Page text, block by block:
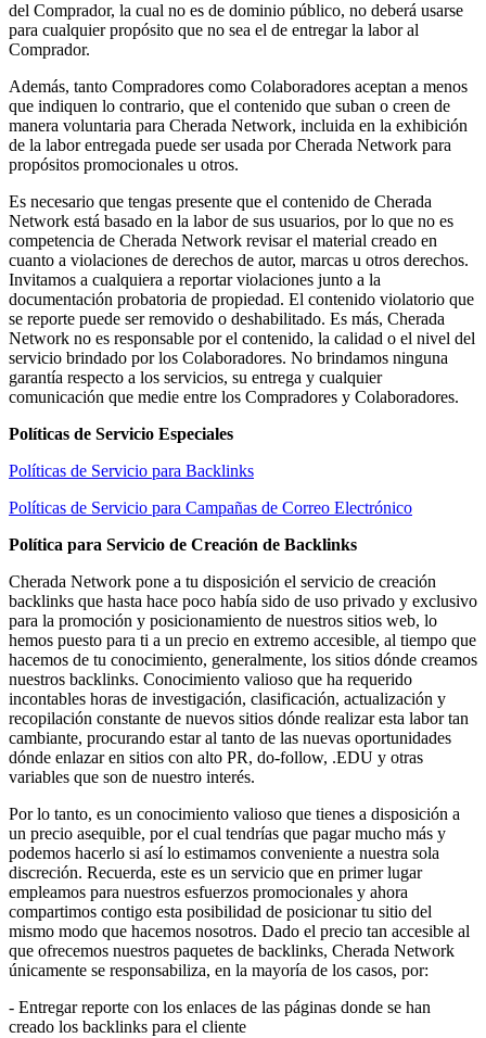
del Comprador, la cual no es de dominio público, no deberá usarse
para cualquier propósito que no sea el de entregar la labor al
Comprador.
Además, tanto Compradores como Colaboradores aceptan a menos
que indiquen lo contrario, que el contenido que suban o creen de
manera voluntaria para Cherada Network, incluida en la exhibición
de la labor entregada puede ser usada por Cherada Network para
propósitos promocionales u otros.
Es necesario que tengas presente que el contenido de Cherada
Network está basado en la labor de sus usuarios, por lo que no es
competencia de Cherada Network revisar el material creado en
cuanto a violaciones de derechos de autor, marcas u otros derechos.
Invitamos a cualquiera a reportar violaciones junto a la
documentación probatoria de propiedad. El contenido violatorio que
se reporte puede ser removido o deshabilitado. Es más, Cherada
Network no es responsable por el contenido, la calidad o el nivel del
servicio brindado por los Colaboradores. No brindamos ninguna
garantía respecto a los servicios, su entrega y cualquier
comunicación que medie entre los Compradores y Colaboradores.
Políticas de Servicio Especiales
Políticas de Servicio para Backlinks
Políticas de Servicio para Campañas de Correo Electrónico
Política para Servicio de Creación de Backlinks
Cherada Network pone a tu disposición el servicio de creación
backlinks que hasta hace poco había sido de uso privado y exclusivo
para la promoción y posicionamiento de nuestros sitios web, lo
hemos puesto para ti a un precio en extremo accesible, al tiempo que
hacemos de tu conocimiento, generalmente, los sitios dónde creamos
nuestros backlinks. Conocimiento valioso que ha requerido
incontables horas de investigación, clasificación, actualización y
recopilación constante de nuevos sitios dónde realizar esta labor tan
cambiante, procurando estar al tanto de las nuevas oportunidades
dónde enlazar en sitios con alto PR, do-follow, .EDU y otras
variables que son de nuestro interés.
Por lo tanto, es un conocimiento valioso que tienes a disposición a
un precio asequible, por el cual tendrías que pagar mucho más y
podemos hacerlo si así lo estimamos conveniente a nuestra sola
discreción. Recuerda, este es un servicio que en primer lugar
empleamos para nuestros esfuerzos promocionales y ahora
compartimos contigo esta posibilidad de posicionar tu sitio del
mismo modo que hacemos nosotros. Dado el precio tan accesible al
que ofrecemos nuestros paquetes de backlinks, Cherada Network
únicamente se responsabiliza, en la mayoría de los casos, por:
- Entregar reporte con los enlaces de las páginas donde se han
creado los backlinks para el cliente